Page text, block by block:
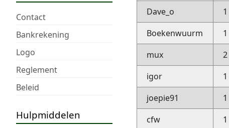
Contact
Bankrekening
Logo
Reglement
Beleid
Hulpmiddelen
Dave_o
1
Boekenwuurm
1
mux
2
igor
1
joepie91
1
cfw
1